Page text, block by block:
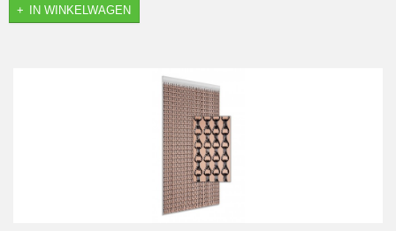
IN WINKELWAGEN